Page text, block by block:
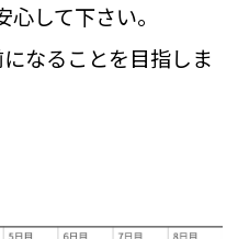
して下さい。
なることを目指しま